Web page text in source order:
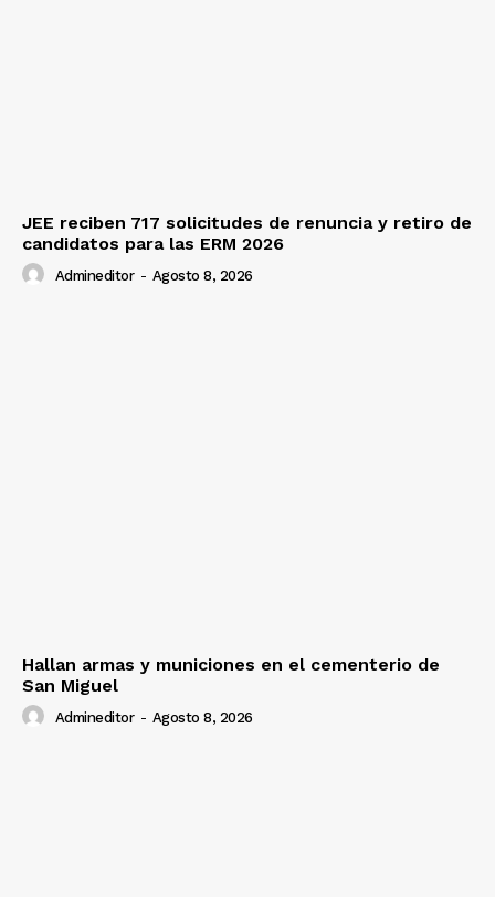
JEE reciben 717 solicitudes de renuncia y retiro de
candidatos para las ERM 2026
Admineditor - Agosto 8, 2026
Hallan armas y municiones en el cementerio de
San Miguel
Admineditor - Agosto 8, 2026